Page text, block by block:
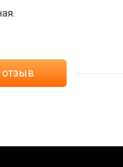
отзыв